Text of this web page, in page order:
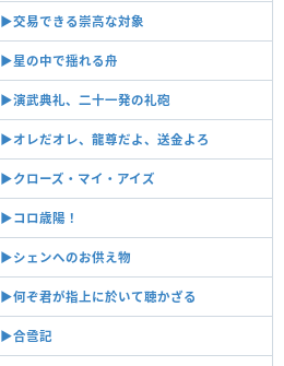
▶︎交易できる崇高な対象
▶︎星の中で揺れる舟
▶︎演武典礼、二十一発の礼砲
▶︎オレだオレ、龍尊だよ、送金よろ
▶︎クローズ・マイ・アイズ
▶︎コロ歳陽！
▶︎シェンへのお供え物
▶︎何ぞ君が指上に於いて聴かざる
▶︎合巹記